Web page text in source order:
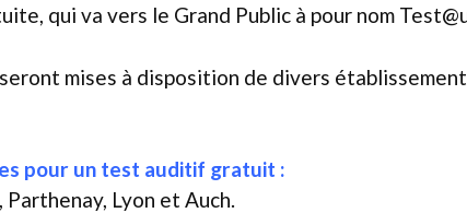
qui va vers le Grand Public à pour nom
mises à disposition de divers
pour un test auditif gratuit :
Lyon et Auch.